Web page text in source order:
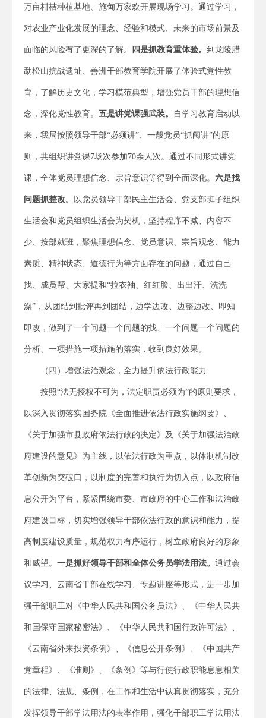
万亩柑桔种植基地、施甸万家欢开展现场学习。通过学习，
对农业产业化发展的理念、经验和模式、未来的市场前景及
面临的风险有了更深的了解。 四是抓教育重体验。 到龙陵腊
勐松山抗战遗址、善洲干部教育学院开展了体验式党性教
育，了解历史文化，学习模范典型，增强党员干部的理想信
念，深化党性教育。 五是讲党课强武装。 自学习教育启动以
来，我局按照领导干部“必须讲”、一般党员“抓阄讲”的原
则，共组织讲党课7场次参加70余人次。通过不同形式讲党
课，全体党员理想信念、宗旨意识等得到全面深化。 六是找
问题抓整改。 以党员领导干部民主生活会、党支部班子组织
生活会和党员组织生活会为契机，坚持程序不减、内容不
少、按部就班，聚焦理想信念、党员意识、宗旨观念、能力
素质、精神状态、道德行为等方面存在的问题，通过自己
找、成员帮、大家提和“拉衣袖、红红脸、出出汗、洗洗
澡”，从团结到批评再到团结，边学边改、边整边改、即知
即改，做到了一个问题一个问题的找、一个问题一个问题的
分析、一项措施一项措施的落实，收到良好效果。
（四）增强法治观念，全力提升依法行政能力
按照“法无授权不可为，法定职责必须为”的原则要求，
以深入贯彻落实国务院《全面推进依法行政实施纲要》、
《关于加强市县政府依法行政的决定》及《关于加强法治政
府建设的意见》为主线，以依法行政为重点，以体制机制改
革创新为突破口，以制度的完善和执行为切入点，以政府信
息公开为平台，紧紧围绕市委、市政府的中心工作和法治政
府建设目标，切实增强领导干部依法行政的意识和能力，提
高制度建设质量，规范权力有序运行，树立政府良好的形象
和威望。 一是抓好领导干部和全体公务员学法用法。 通过会
议学习、云南省干部在线学习、专题讲座等形式，进一步加
强干部职工对《中华人民共和国公务员法》、《中华人民共
和国保守国家秘密法》、《中华人民共和国行政许可法》、
《云南省外来投资条例》、《信息公开条例》、《中国共产
党章程》、《准则》、《条例》等与行使行政职能息息相关
的法律、法规、条例，在工作和生活中认真贯彻落实，充分
发挥领导干部学法用法的表率作用，强化干部职工学法用法